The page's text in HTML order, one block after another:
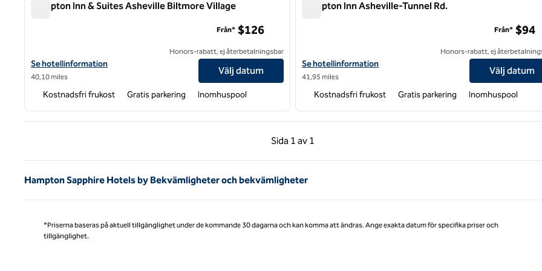
Hampton Inn & Suites Asheville Biltmore Village
Visa hotelluppgifter för Hampton Inn & Suites Asheville Biltmore Village
Se hotellinformation
40,10 miles
Från* $126
Honors-rabatt, ej återbetalningsbar
Välj datum
Kostnadsfri frukost Gratis parkering Inomhuspool
Hampton Inn Asheville-Tunnel Rd.
Visa hotelldetaljer för Hampton Inn Asheville-Tunnel Rd.
Se hotellinformation
41,95 miles
Från* $94
Honors-rabatt, ej
Välj datum
Kostnadsfri frukost Gratis parkering Inomhuspool
Sida 1 av 1
Föregående sida, 1 av 1
Sida 1 av 1
Hampton Sapphire Hotels by Bekvämligheter och bekvämligheter
*Priserna baseras på aktuell tillgänglighet under de kommande 30 dagarna och kan komma att ändras. Ange exakta datum för specifika priser och
tillgänglighet.